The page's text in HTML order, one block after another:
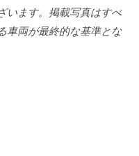
います。掲載写真はすべ
車両が最終的な基準とな